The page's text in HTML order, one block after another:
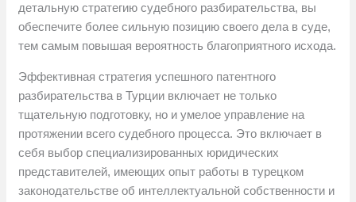
детальную стратегию судебного разбирательства, вы
обеспечите более сильную позицию своего дела в суде,
тем самым повышая вероятность благоприятного исхода.
Эффективная стратегия успешного патентного
разбирательства в Турции включает не только
тщательную подготовку, но и умелое управление на
протяжении всего судебного процесса. Это включает в
себя выбор специализированных юридических
представителей, имеющих опыт работы в турецком
законодательстве об интеллектуальной собственности и